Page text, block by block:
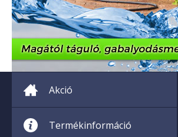
Akció
Termékinformáció